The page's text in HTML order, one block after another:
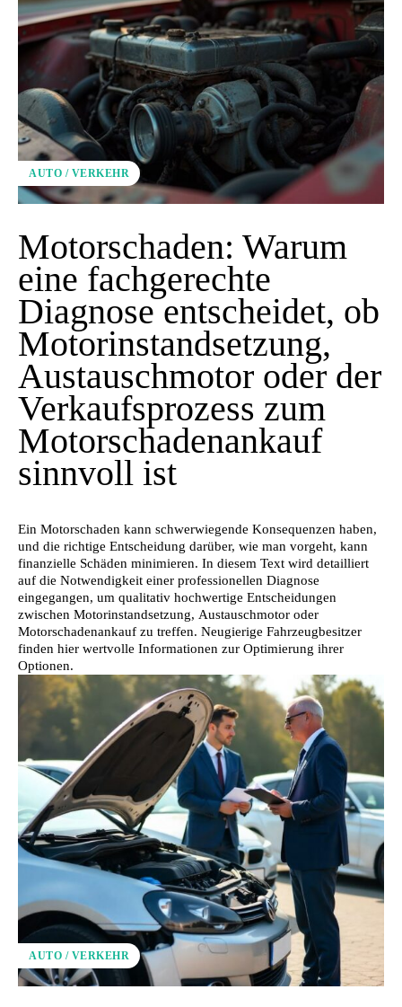
AUTO / VERKEHR
Motorschaden: Warum
eine fachgerechte
Diagnose entscheidet, ob
Motorinstandsetzung,
Austauschmotor oder der
Verkaufsprozess zum
Motorschadenankauf
sinnvoll ist
Ein Motorschaden kann schwerwiegende Konsequenzen haben,
und die richtige Entscheidung darüber, wie man vorgeht, kann
finanzielle Schäden minimieren. In diesem Text wird detailliert
auf die Notwendigkeit einer professionellen Diagnose
eingegangen, um qualitativ hochwertige Entscheidungen
zwischen Motorinstandsetzung, Austauschmotor oder
Motorschadenankauf zu treffen. Neugierige Fahrzeugbesitzer
finden hier wertvolle Informationen zur Optimierung ihrer
Optionen.
AUTO / VERKEHR